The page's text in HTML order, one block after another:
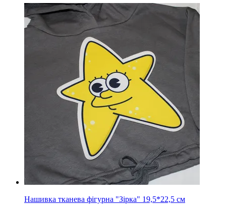
Нашивка тканева фігурна "Зірка" 19,5*22,5 см